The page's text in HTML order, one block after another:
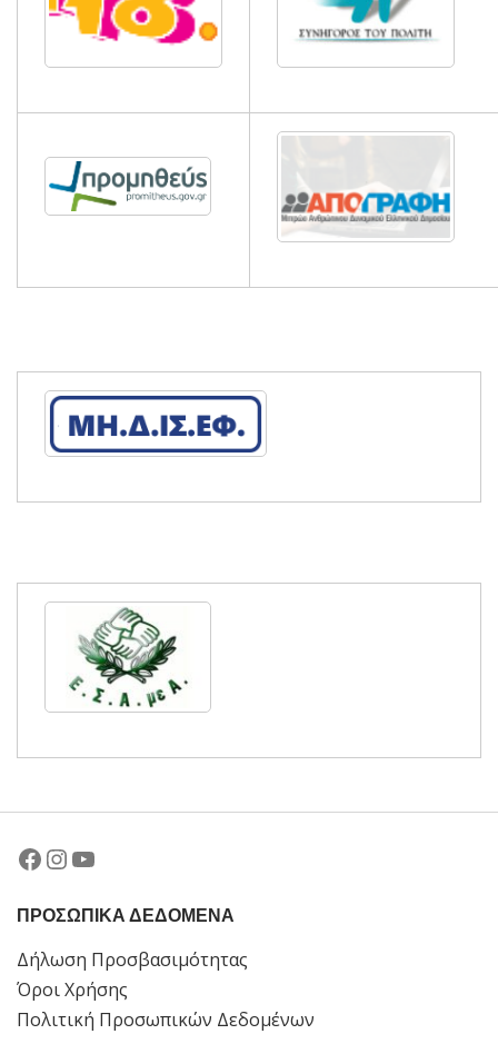
Facebook
Instagram
YouTube
ΠΡΟΣΩΠΙΚΑ ΔΕΔΟΜΕΝΑ
Δήλωση Προσβασιμότητας
Όροι Χρήσης
Πολιτική Προσωπικών Δεδομένων